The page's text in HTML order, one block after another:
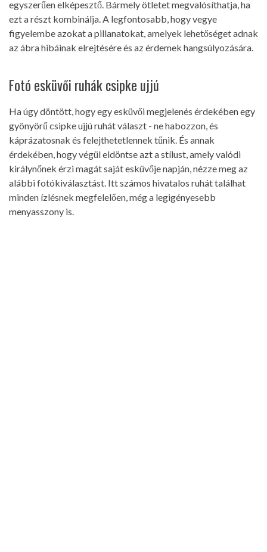
egyszerűen elképesztő. Bármely ötletet megvalósíthatja, ha
ezt a részt kombinálja. A legfontosabb, hogy vegye
figyelembe azokat a pillanatokat, amelyek lehetőséget adnak
az ábra hibáinak elrejtésére és az érdemek hangsúlyozására.
Fotó esküvői ruhák csipke ujjú
Ha úgy döntött, hogy egy esküvői megjelenés érdekében egy
gyönyörű csipke ujjú ruhát választ - ne habozzon, és
káprázatosnak és felejthetetlennek tűnik. És annak
érdekében, hogy végül eldöntse azt a stílust, amely valódi
királynőnek érzi magát saját esküvője napján, nézze meg az
alábbi fotókiválasztást. Itt számos hivatalos ruhát találhat
minden ízlésnek megfelelően, még a legigényesebb
menyasszony is.